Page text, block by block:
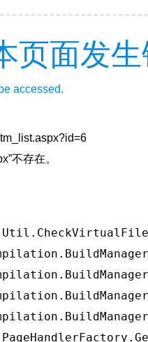
页面发
accessed.
不存在。